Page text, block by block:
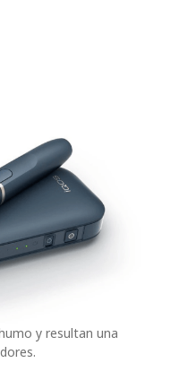
y resultan una